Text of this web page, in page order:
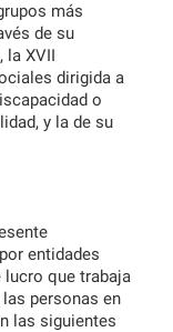
más
de su
la XVII
dirigida a
o
y la de su
entidades
que trabaja
personas en
las siguientes